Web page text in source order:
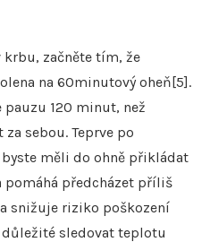
začněte tím, že
na 60minutový oheň[5].
pauzu 120 minut, než
sebou. Teprve po
měli do ohně přikládat
pomáhá předcházet příliš
snižuje riziko poškození
sledovat teplotu